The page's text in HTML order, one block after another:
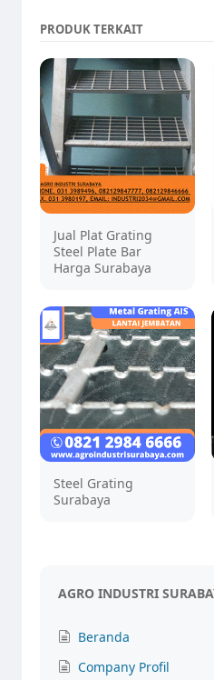
PRODUK TERKAIT
Jual Plat Grating
Steel Plate Bar
Harga Surabaya
Steel Grating
Surabaya
AGRO INDUSTRI
Beranda
Company Profil